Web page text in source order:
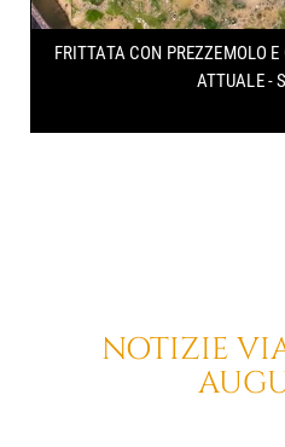
FRITTATA CON PREZZEMOLO
ATTUALE -
NOTIZIE